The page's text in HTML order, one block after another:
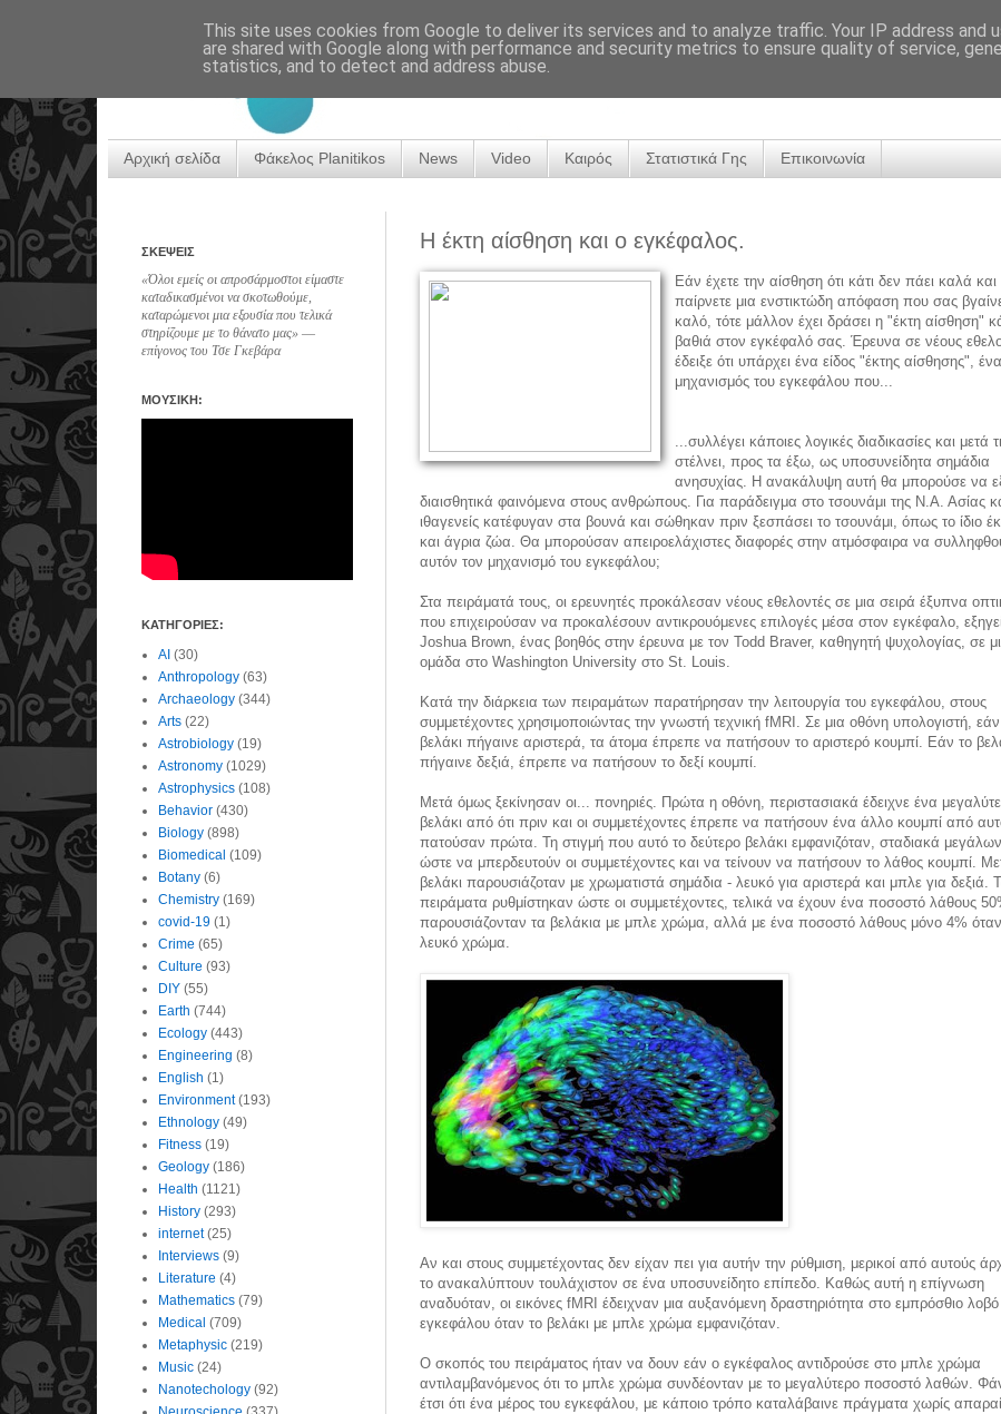
Αρχική σελίδα Φάκελος Planitikos News Video Καιρός Στατιστικά Γης Επικοινωνία
Η έκτη αίσθηση και ο εγκέφαλος.
Εάν έχετε την αίσθηση ότι κάτι δεν πάει καλά και
παίρνετε μια ενστικτώδη απόφαση που σας
καλό, τότε μάλλον έχει δράσει η "έκτη αίσθηση"
βαθιά στον εγκέφαλό σας. Έρευνα σε νέους
έδειξε ότι υπάρχει ένα είδος "έκτης αίσθησης",
μηχανισμός του εγκεφάλου που...
...συλλέγει κάποιες λογικές διαδικασίες και μετά
στέλνει, προς τα έξω, ως υποσυνείδητα σημάδια
ανησυχίας. Η ανακάλυψη αυτή θα μπορούσε να
διαισθητικά φαινόμενα στους ανθρώπους. Για παράδειγμα στο τσουνάμι της Ν.Α. Ασίας
ιθαγενείς κατέφυγαν στα βουνά και σώθηκαν πριν ξεσπάσει το τσουνάμι, όπως το ίδιο
και άγρια ζώα. Θα μπορούσαν απειροελάχιστες διαφορές στην ατμόσφαιρα να
αυτόν τον μηχανισμό του εγκεφάλου;
Στα πειράματά τους, οι ερευνητές προκάλεσαν νέους εθελοντές σε μια σειρά έξυπνα
που επιχειρούσαν να προκαλέσουν αντικρουόμενες επιλογές μέσα στον εγκέφαλο,
Joshua Brown, ένας βοηθός στην έρευνα με τον Todd Braver, καθηγητή ψυχολογίας, σε
ομάδα στο Washington University στο St. Louis.
Κατά την διάρκεια των πειραμάτων παρατήρησαν την λειτουργία του εγκεφάλου, στους
συμμετέχοντες χρησιμοποιώντας την γνωστή τεχνική fMRI. Σε μια οθόνη υπολογιστή,
βελάκι πήγαινε αριστερά, τα άτομα έπρεπε να πατήσουν το αριστερό κουμπί. Εάν το
πήγαινε δεξιά, έπρεπε να πατήσουν το δεξί κουμπί.
Μετά όμως ξεκίνησαν οι... πονηριές. Πρώτα η οθόνη, περιστασιακά έδειχνε ένα
βελάκι από ότι πριν και οι συμμετέχοντες έπρεπε να πατήσουν ένα άλλο κουμπί από
πατούσαν πρώτα. Τη στιγμή που αυτό το δεύτερο βελάκι εμφανιζόταν, σταδιακά
ώστε να μπερδευτούν οι συμμετέχοντες και να τείνουν να πατήσουν το λάθος κουμπί.
βελάκι παρουσιάζοταν με χρωματιστά σημάδια - λευκό για αριστερά και μπλε για δεξιά.
πειράματα ρυθμίστηκαν ώστε οι συμμετέχοντες, τελικά να έχουν ένα ποσοστό λάθους
παρουσιάζονταν τα βελάκια με μπλε χρώμα, αλλά με ένα ποσοστό λάθους μόνο 4% όταν
λευκό χρώμα.
Αν και στους συμμετέχοντας δεν είχαν πει για αυτήν την ρύθμιση, μερικοί από αυτούς
το ανακαλύπτουν τουλάχιστον σε ένα υποσυνείδητο επίπεδο. Καθώς αυτή η επίγνωση
αναδυόταν, οι εικόνες fMRI έδειχναν μια αυξανόμενη δραστηριότητα στο εμπρόσθιο
εγκεφάλου όταν το βελάκι με μπλε χρώμα εμφανιζόταν.
Ο σκοπός του πειράματος ήταν να δουν εάν ο εγκέφαλος αντιδρούσε στο μπλε χρώμα
αντιλαμβανόμενος ότι το μπλε χρώμα συνδέονταν με το μεγαλύτερο ποσοστό λαθών.
έτσι ότι ένα μέρος του εγκεφάλου, με κάποιο τρόπο καταλάβαινε πράγματα χωρίς
ΣΚΕΨΕΙΣ
«Όλοι εμείς οι απροσάρμοστοι είμαστε
καταδικασμένοι να σκοτωθούμε,
καταρώμενοι μια εξουσία που τελικά
στηρίζουμε με το θάνατο μας» ―
επίγονος του Τσε Γκεβάρα
ΜΟΥΣΙΚΗ:
ΚΑΤΗΓΟΡΙΕΣ:
AI (30)
Anthropology (63)
Archaeology (344)
Arts (22)
Astrobiology (19)
Astronomy (1029)
Astrophysics (108)
Behavior (430)
Biology (898)
Biomedical (109)
Botany (6)
Chemistry (169)
covid-19 (1)
Crime (65)
Culture (93)
DIY (55)
Earth (744)
Ecology (443)
Engineering (8)
English (1)
Environment (193)
Ethnology (49)
Fitness (19)
Geology (186)
Health (1121)
History (293)
internet (25)
Interviews (9)
Literature (4)
Mathematics (79)
Medical (709)
Metaphysic (219)
Music (24)
Nanotechology (92)
This site uses cookies from Google to deliver its services and to analyze traffic. Your IP address and
are shared with Google along with performance and security metrics to ensure quality of service,
statistics, and to detect and address abuse.